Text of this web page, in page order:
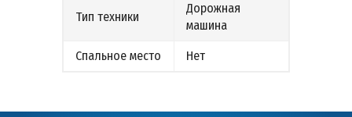
Тип техники
Дорожная
машина
Спальное место Нет